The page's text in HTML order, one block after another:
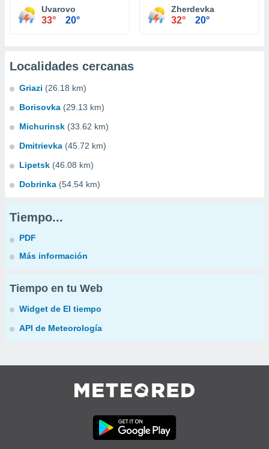
Uvarovo
33° 20°
Zherdevka
32° 20°
Localidades cercanas
Griazi (26.18 km)
Borisovka (29.13 km)
Michurinsk (33.62 km)
Dmitrievka (45.72 km)
Lipetsk (46.08 km)
Dobrinka (54.54 km)
Tiempo...
PDF
Más información
Tiempo en tu Web
Widget de El tiempo
API de Meteorología